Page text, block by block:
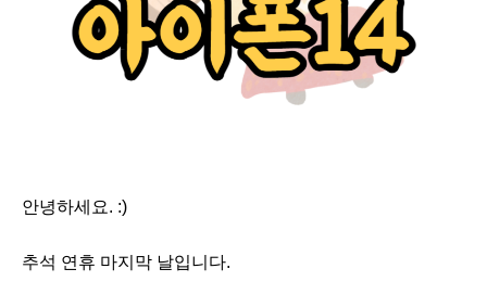
안녕하세요. :)
추석 연휴 마지막 날입니다.